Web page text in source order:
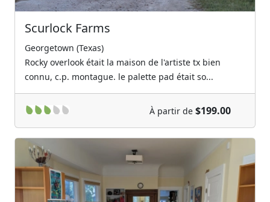
Scurlock Farms
Georgetown (Texas)
Rocky overlook était la maison de l'artiste tx bien
connu, c.p. montague. le palette pad était so...
À partir de $199.00